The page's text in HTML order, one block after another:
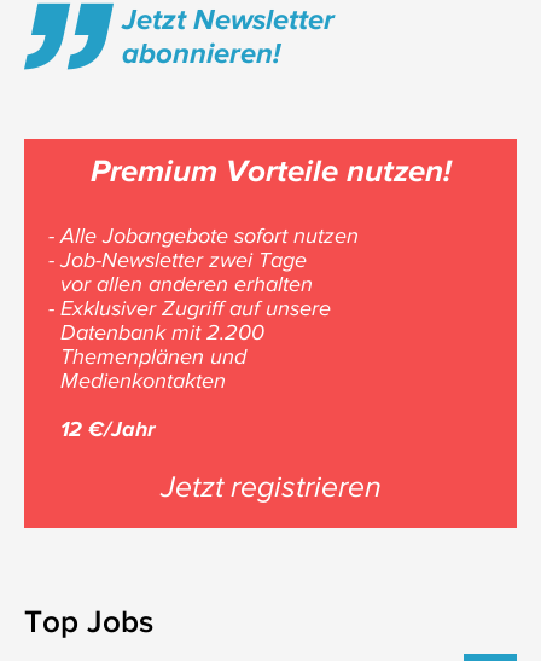
Jetzt Newsletter
abonnieren!
Premium Vorteile nutzen!
- Alle Jobangebote sofort nutzen
- Job-Newsletter zwei Tage
vor allen anderen erhalten
- Exklusiver Zugriff auf unsere
Datenbank mit 2.200
Themenplänen und
Medienkontakten
12 €/Jahr
Jetzt registrieren
Top Jobs